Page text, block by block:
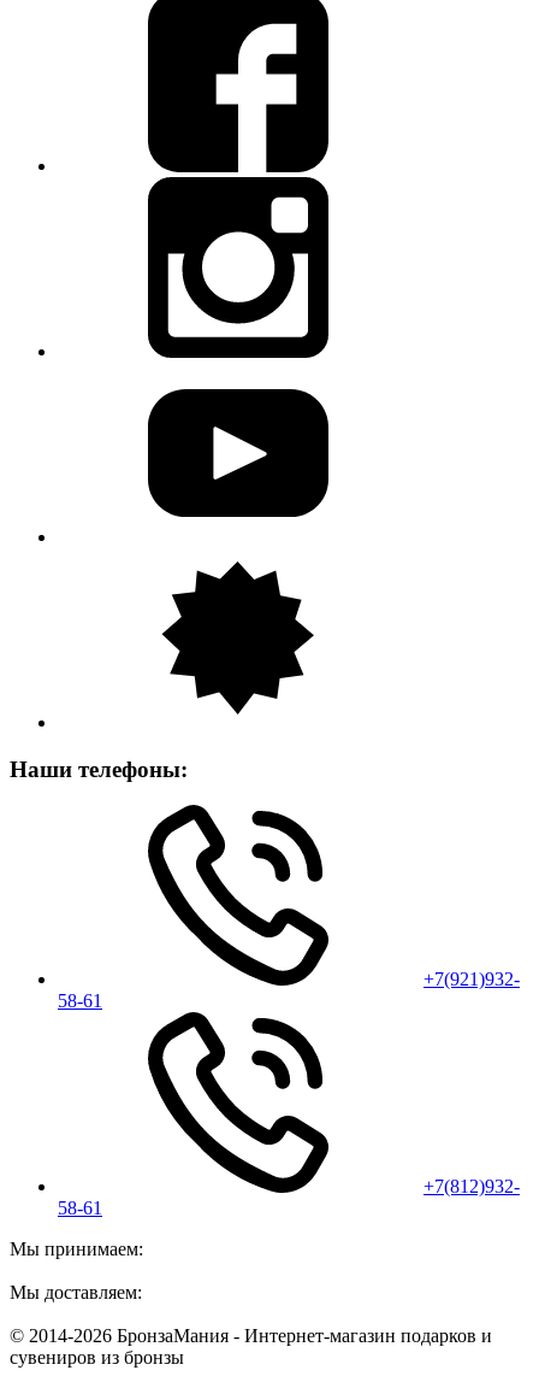
Наши телефоны:
+7(921)932-
58-61
+7(812)932-
58-61
Мы принимаем:
Мы доставляем:
© 2014-2026 БронзаМания - Интернет-магазин подарков и
сувениров из бронзы